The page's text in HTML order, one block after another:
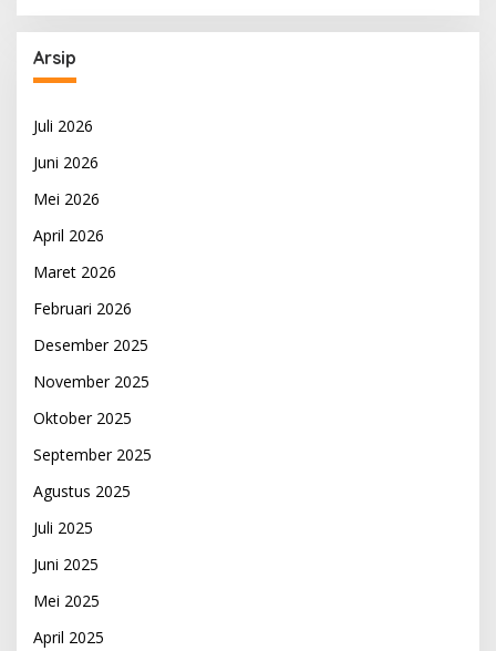
Arsip
Juli 2026
Juni 2026
Mei 2026
April 2026
Maret 2026
Februari 2026
Desember 2025
November 2025
Oktober 2025
September 2025
Agustus 2025
Juli 2025
Juni 2025
Mei 2025
April 2025